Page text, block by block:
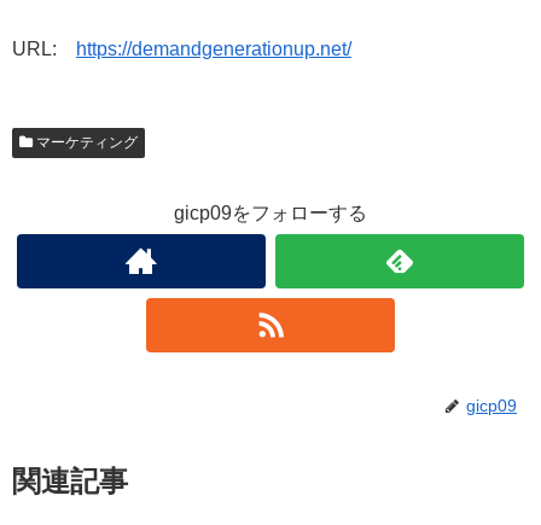
URL: https://demandgenerationup.net/
マーケティング
gicp09をフォローする
gicp09
関連記事